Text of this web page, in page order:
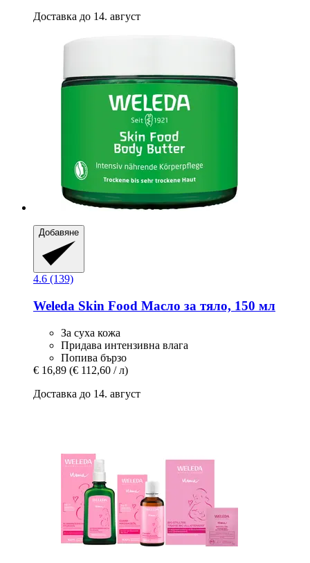
Доставка до 14. август
Добавяне
4.6 (139)
Weleda Skin Food Масло за тяло, 150 мл
За суха кожа
Придава интензивна влага
Попива бързо
€ 16,89 (€ 112,60 / л)
Доставка до 14. август